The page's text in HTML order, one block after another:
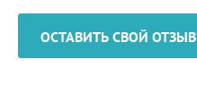
ОСТАВИТЬ СВОЙ ОТЗЫВ